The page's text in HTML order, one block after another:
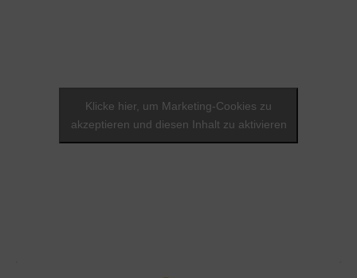
Klicke hier, um Marketing-Cookies zu
akzeptieren und diesen Inhalt zu aktivieren